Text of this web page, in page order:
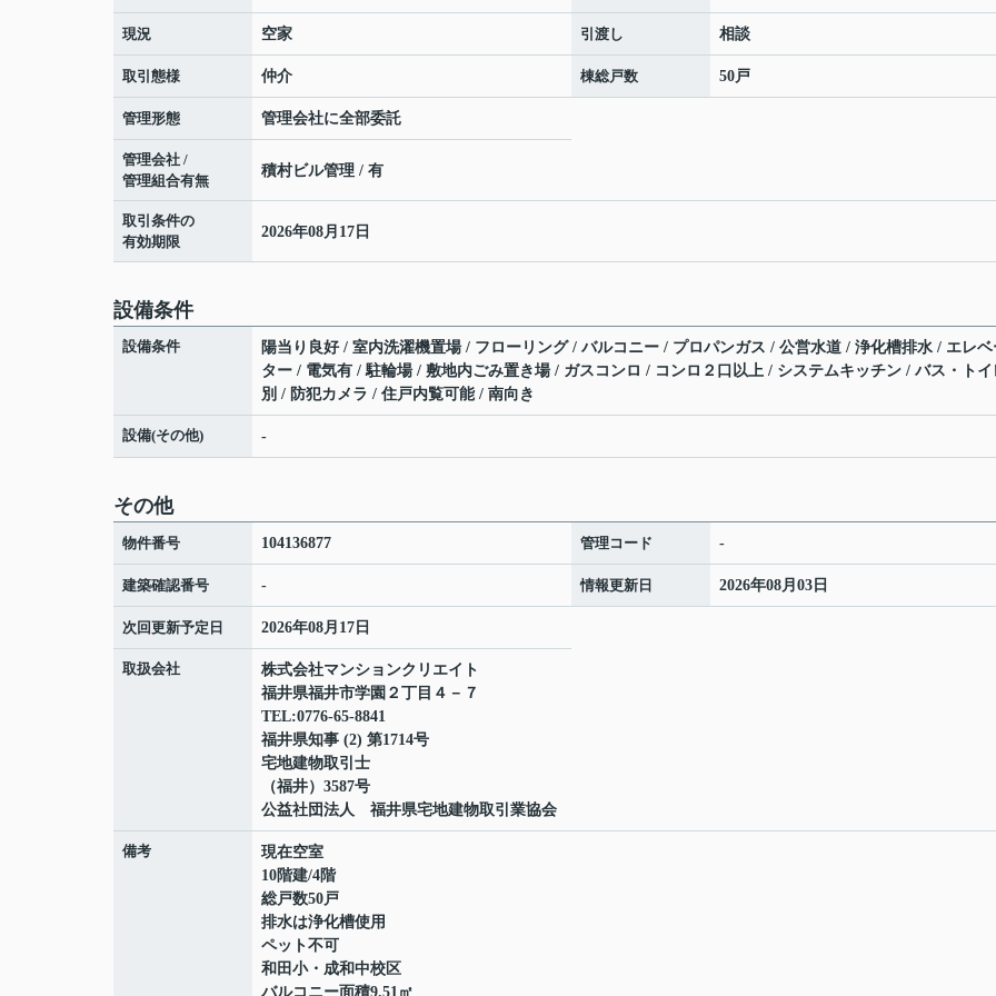
現況 空家 引渡し 相談
取引態様 仲介 棟総戸数 50戸
管理形態 管理会社に全部委託
管理会社 /
管理組合有無
積村ビル管理 / 有
取引条件の
有効期限
2026年08月17日
設備条件
設備条件
陽当り良好 / 室内洗濯機置場 / フローリング / バルコニー / プロパンガス / 公営水道 / 浄化槽排水 / エレベ
ター / 電気有 / 駐輪場 / 敷地内ごみ置き場 / ガスコンロ / コンロ２口以上 / システムキッチン / バス・トイ
別 / 防犯カメラ / 住戸内覧可能 / 南向き
設備(その他) -
その他
物件番号 104136877 管理コード -
建築確認番号 - 情報更新日 2026年08月03日
次回更新予定日 2026年08月17日
取扱会社
株式会社マンションクリエイト
福井県福井市学園２丁目４－７
TEL:0776-65-8841
福井県知事 (2) 第1714号
宅地建物取引士
（福井）3587号
公益社団法人 福井県宅地建物取引業協会
備考
現在空室
10階建/4階
総戸数50戸
排水は浄化槽使用
ペット不可
和田小・成和中校区
バルコニー面積9.51㎡